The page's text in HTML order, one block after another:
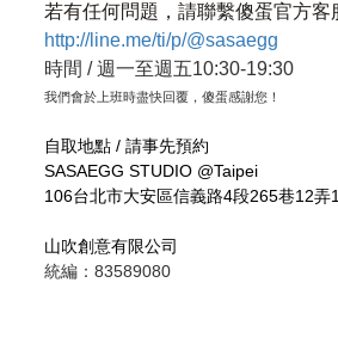
若有任何問題，請聯繫傻蛋官方客
http://line.me/ti/p/@sasaegg
時間 / 週一至週五10:30-19:30
我們會於上班時盡快回覆，傻蛋感謝您！
自取地點 / 請事先預約
SASAEGG STUDIO @Taipei
106台北市大安區信義路4段265巷12弄
山吹創意有限公司
統編：83589080